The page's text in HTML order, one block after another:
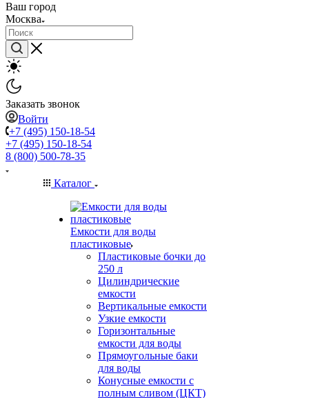
Ваш город
Москва
Заказать звонок
Войти
+7 (495) 150-18-54
+7 (495) 150-18-54
8 (800) 500-78-35
Каталог
Емкости для воды
пластиковые
Пластиковые бочки до
250 л
Цилиндрические
емкости
Вертикальные емкости
Узкие емкости
Горизонтальные
емкости для воды
Прямоугольные баки
для воды
Конусные емкости с
полным сливом (ЦКТ)